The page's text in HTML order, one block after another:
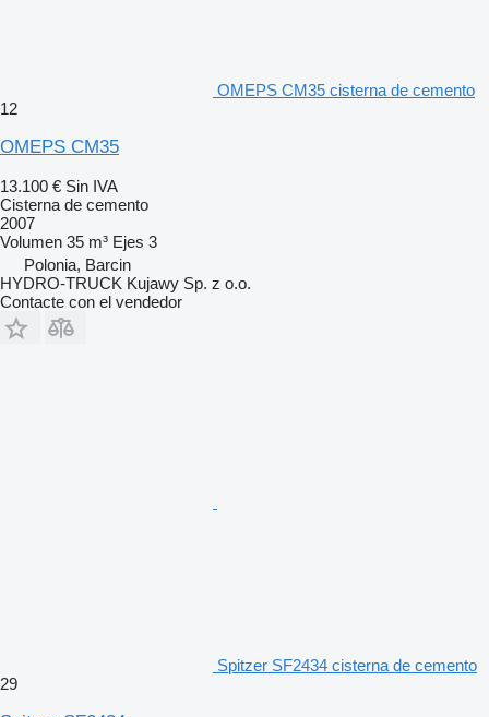
OMEPS CM35 cisterna de cemento
12
OMEPS CM35
13.100 € Sin IVA
Cisterna de cemento
2007
Volumen 35 m³ Ejes 3
Polonia, Barcin
HYDRO-TRUCK Kujawy Sp. z o.o.
Contacte con el vendedor
Spitzer SF2434 cisterna de cemento
29